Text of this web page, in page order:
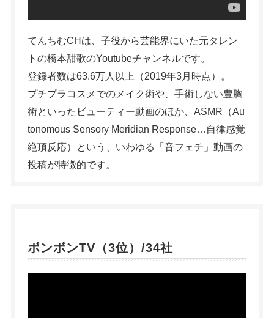
てんちむCHは、子役から芸能界にいた元タレン
トの橋本甜歌のYoutubeチャンネルです。
登録者数は63.6万人以上（2019年3月時点）。
プチプラコスメでのメイク術や、手術しない豊胸
術といったビューティー動画のほか、ASMR（Au
tonomous Sensory Meridian Response…自律感覚
絶頂反応）という、いわゆる「音フェチ」動画の
投稿が特徴的です。
ボンボンTV（3位）/34社